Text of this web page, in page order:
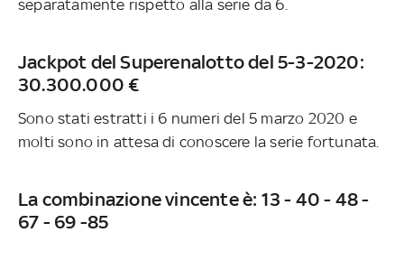
separatamente rispetto alla serie da 6.
Jackpot del Superenalotto del 5-3-2020:
30.300.000 €
Sono stati estratti i 6 numeri del 5 marzo 2020 e
molti sono in attesa di conoscere la serie fortunata.
La combinazione vincente è: 13 - 40 - 48 -
67 - 69 -85